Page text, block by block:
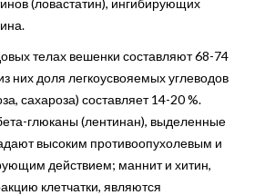
(ловастатин), ингибирующих
телах вешенки составляют 68-74
них доля легкоусвояемых углеводов
сахароза) составляет 14-20 %.
глюканы (лентинан), выделенные
высоким противоопухолевым и
действием; маннит и хитин,
клетчатки, являются